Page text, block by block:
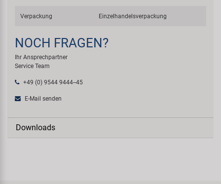
Verpackung Einzelhandelsverpackung
NOCH FRAGEN?
Ihr Ansprechpartner
Service Team
+49 (0) 9544 9444--45
E-Mail senden
Downloads